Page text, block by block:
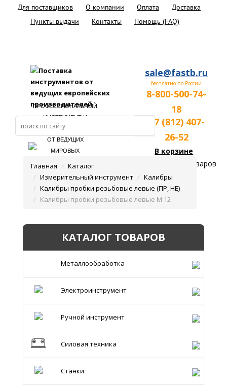
Для поставщиков О компании Оплата
Доставка
Пункты выдачи
Контакты Помощь (FAQ)
ПРОФЕССИОНАЛЬНЫЙ
ИНСТРУМЕНТ И
ОБОРУДОВАНИЕ
ОТ ВЕДУЩИХ
МИРОВЫХ
sale@fastb.ru
бесплатно по России
8-800-500-74-
18
+7 (812) 407-
26-52
В корзине
пока нет товаров
Главная
Каталог
Измерительный инструмент
Калибры
Калибры пробки резьбовые левые (ПР, НЕ)
Калибры пробки резьбовые левые М 12
КАТАЛОГ ТОВАРОВ
Металлообработка
Электроинструмент
Ручной инструмент
Силовая техника
Станки